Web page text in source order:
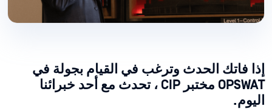
إذا فاتك الحدث وترغب في القيام بجولة في
OPSWAT مختبر CIP ، تحدث مع أحد خبرائنا
اليوم.